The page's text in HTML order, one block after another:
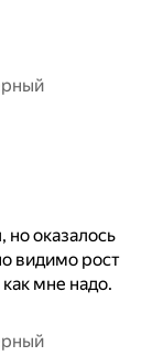
черный
оказалось
видимо рост
мне надо.
черный